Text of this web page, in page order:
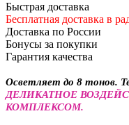
Быстрая доставка
Бесплатная доставка в
Доставка по России
Бонусы за покупки
Гарантия качества
Осветляет до 8 тонов.
ДЕЛИКАТНОЕ
КОМПЛЕКСОМ.